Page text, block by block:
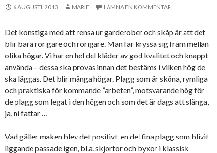
6 AUGUSTI, 2013 MARIE LÄMNA EN KOMMENTAR
Det konstiga med att rensa ur garderober och skåp är att det
blir bara rörigare och rörigare. Man får kryssa sig fram mellan
olika högar. Vi har en hel del kläder av god kvalitet och knappt
använda – dessa ska provas innan det bestäms i vilken hög de
ska läggas. Det blir många högar. Plagg som är sköna, rymliga
och praktiska för kommande ”arbeten”, motsvarande hög för
de plagg som legat i den högen och som det är dags att slänga,
ja, ni fattar …
Vad gäller maken blev det positivt, en del fina plagg som blivit
liggande passade igen, bl.a. skjortor och byxor i klassisk